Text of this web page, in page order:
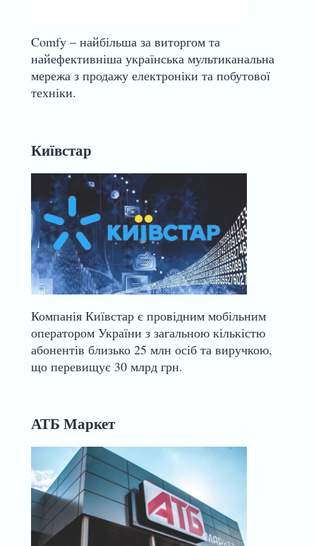
Comfy – найбільша за виторгом та
найефективніша українська мультиканальна
мережа з продажу електроніки та побутової
техніки.
Київстар
Компанія Київстар є провідним мобільним
оператором України з загальною кількістю
абонентів близько 25 млн осіб та виручкою,
що перевищує 30 млрд грн.
АТБ Маркет